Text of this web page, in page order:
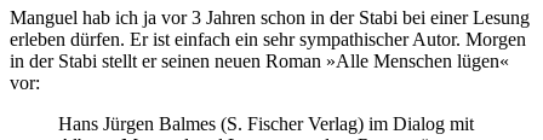
Manguel hab ich ja vor 3 Jahren schon in der Stabi bei einer Lesung
erleben dürfen. Er ist einfach ein sehr sympathischer Autor. Morgen
in der Stabi stellt er seinen neuen Roman »Alle Menschen lügen«
vor:
Hans Jürgen Balmes (S. Fischer Verlag) im Dialog mit